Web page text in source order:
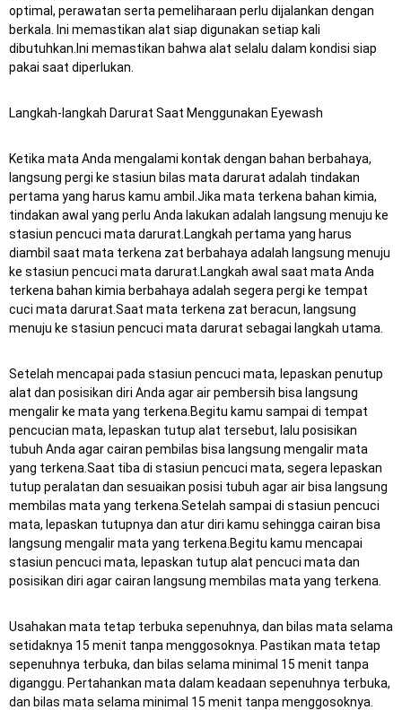
optimal, perawatan serta pemeliharaan perlu dijalankan dengan
berkala.
Ini memastikan alat siap digunakan setiap kali
dibutuhkan.Ini memastikan bahwa alat selalu dalam kondisi siap
pakai saat diperlukan.
Langkah-langkah Darurat Saat Menggunakan Eyewash
Ketika mata Anda mengalami kontak dengan bahan berbahaya,
langsung pergi ke stasiun bilas mata darurat adalah tindakan
pertama yang harus kamu ambil.Jika mata terkena bahan kimia,
tindakan awal yang perlu Anda lakukan adalah langsung menuju ke
stasiun pencuci mata darurat.Langkah pertama yang harus
diambil saat mata terkena zat berbahaya adalah langsung menuju
ke stasiun pencuci mata darurat.Langkah awal saat mata Anda
terkena bahan kimia berbahaya adalah segera pergi ke tempat
cuci mata darurat.Saat mata terkena zat beracun, langsung
menuju ke stasiun pencuci mata darurat sebagai langkah utama.
Setelah mencapai pada stasiun pencuci mata, lepaskan penutup
alat dan posisikan diri Anda agar air pembersih bisa langsung
mengalir ke mata yang terkena.Begitu kamu sampai di tempat
pencucian mata, lepaskan tutup alat tersebut, lalu posisikan
tubuh Anda agar cairan pembilas bisa langsung mengalir mata
yang terkena.Saat tiba di stasiun pencuci mata, segera lepaskan
tutup peralatan dan sesuaikan posisi tubuh agar air bisa langsung
membilas mata yang terkena.Setelah sampai di stasiun pencuci
mata, lepaskan tutupnya dan atur diri kamu sehingga cairan bisa
langsung mengalir mata yang terkena.Begitu kamu mencapai
stasiun pencuci mata, lepaskan tutup alat pencuci mata dan
posisikan diri agar cairan langsung membilas mata yang terkena.
Usahakan mata tetap terbuka sepenuhnya, dan bilas mata selama
setidaknya 15 menit tanpa menggosoknya. Pastikan mata tetap
sepenuhnya terbuka, dan bilas selama minimal 15 menit tanpa
diganggu. Pertahankan mata dalam keadaan sepenuhnya terbuka,
dan bilas mata selama minimal 15 menit tanpa menggosoknya.